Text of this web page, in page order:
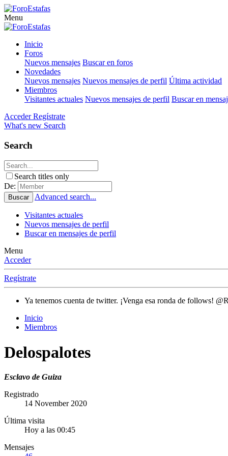
Menu
Inicio
Foros
Nuevos mensajes Buscar en foros
Novedades
Nuevos mensajes Nuevos mensajes de perfil Última actividad
Miembros
Visitantes actuales Nuevos mensajes de perfil Buscar en
Acceder Regístrate
What's new Search
Search
Search titles only
De:
Buscar Advanced search...
Visitantes actuales
Nuevos mensajes de perfil
Buscar en mensajes de perfil
Menu
Acceder
Regístrate
Ya tenemos cuenta de twitter. ¡Venga esa ronda de follows!
Inicio
Miembros
Delospalotes
Esclavo de Guiza
Registrado
14 November 2020
Última visita
Hoy a las 00:45
Mensajes